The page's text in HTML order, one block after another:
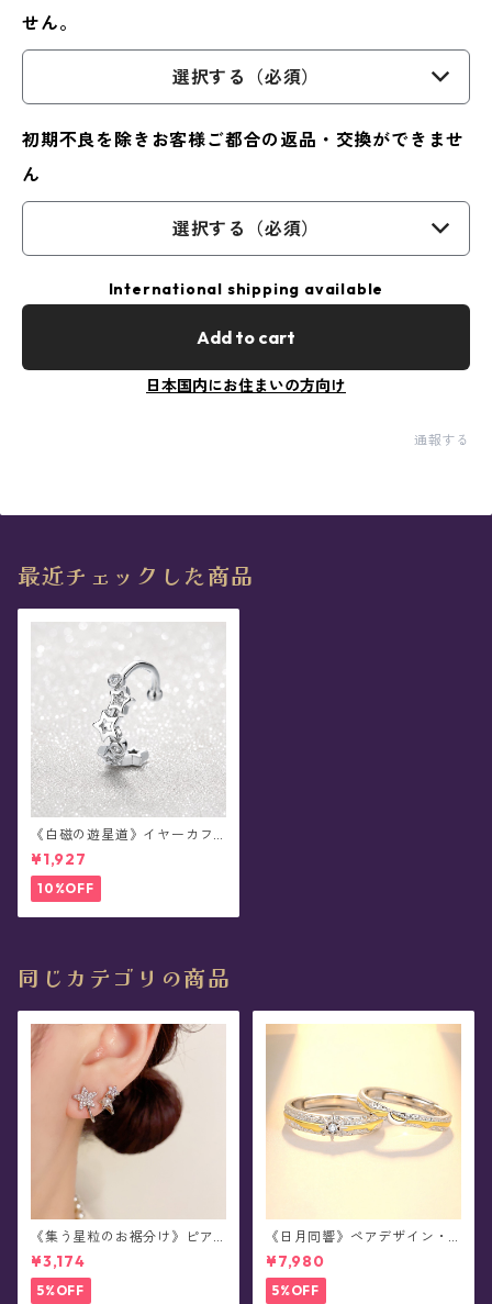
せん。
選択する（必須）
初期不良を除きお客様ご都合の返品・交換ができませ
ん
選択する（必須）
International shipping available
Add to cart
日本国内にお住まいの方向け
通報する
最近チェックした商品
《白磁の遊星道》イヤーカフ/
イヤークリップ/イヤリング(片
耳用)
¥1,927
10%OFF
同じカテゴリの商品
《集う星粒のお裾分け》ピア
ス
¥3,174
5%OFF
《日月同響》ペアデザイン・
シルバーリング
¥7,980
5%OFF